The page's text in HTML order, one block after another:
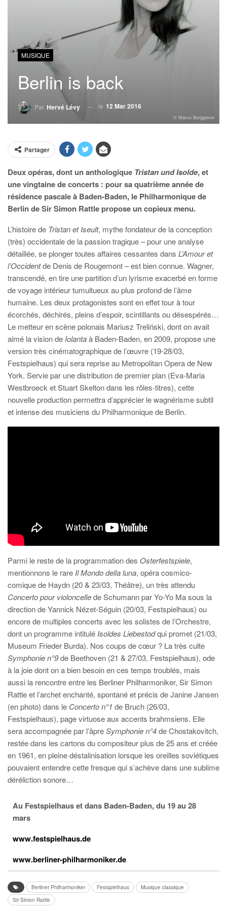
MUSIQUE
Berlin is back
Par Hervé Lévy le 12 Mar 2016
© Marco Borggreve
Partager
Deux opéras, dont un anthologique Tristan und Isolde, et
une vingtaine de concerts : pour sa quatrième année de
résidence pascale à Baden-Baden, le Philharmonique de
Berlin de Sir Simon Rattle propose un copieux menu.
L’histoire de Tristan et Iseult, mythe fondateur de la conception
(très) occidentale de la passion tragique – pour une analyse
détaillée, se plonger toutes affaires cessantes dans L’Amour et
l’Occidentde Denis de Rougemont – est bien connue. Wagner,
transcendé, en tire une partition d’un lyrisme exacerbé en forme
de voyage intérieur tumultueux au plus profond de l’âme
humaine. Les deux protagonistes sont en effet tour à tour
écorchés, déchirés, pleins d’espoir, scintillants ou désespérés…
Le metteur en scène polonais Mariusz Treliński, dont on avait
aimé la vision de Iolantaà Baden-Baden, en 2009, propose une
version très cinématographique de l’œuvre (19-28/03,
Festspielhaus) qui sera reprise au Metropolitan Opera de New
York. Servie par une distribution de premier plan (Eva-Maria
Westbroeck et Stuart Skelton dans les rôles-titres), cette
nouvelle production permettra d’apprécier le wagnérisme subtil
et intense des musiciens du Philharmonique de Berlin.
Parmi le reste de la programmation des Osterfestspiele,
mentionnons le rare Il Mondo della luna, opéra cosmico-
comique de Haydn (20 & 23/03, Théâtre), un très attendu
Concerto pour violoncellede Schumann par Yo-Yo Ma sous la
direction de Yannick Nézet-Séguin (20/03, Festspielhaus) ou
encore de multiples concerts avec les solistes de l’Orchestre,
dont un programme intitulé Isoldes Liebestodqui promet (21/03,
Museum Frieder Burda). Nos coups de cœur ? La très culte
Symphonie n°9de Beethoven (21 & 27/03, Festspielhaus), ode
à la joie dont on a bien besoin en ces temps troublés, mais
aussi la rencontre entre les Berliner Philharmoniker, Sir Simon
Rattle et l’archet enchanté, spontané et précis de Janine Jansen
(en photo) dans le Concerto n°1 de Bruch (26/03,
Festspielhaus), page virtuose aux accents brahmsiens. Elle
sera accompagnée par l’âpreSymphonie n°4de Chostakovitch,
restée dans les cartons du compositeur plus de 25 ans et créée
en 1961, en pleine déstalinisation lorsque les oreilles soviétiques
pouvaient entendre cette fresque qui s’achève dans une sublime
déréliction sonore…
Au Festspielhaus et dans Baden-Baden, du 19 au 28
mars
www.festspielhaus.de
www.berliner-philharmoniker.de
Berliner Philharmoniker Festspielhaus
Musique classique
Sir Simon Rattle